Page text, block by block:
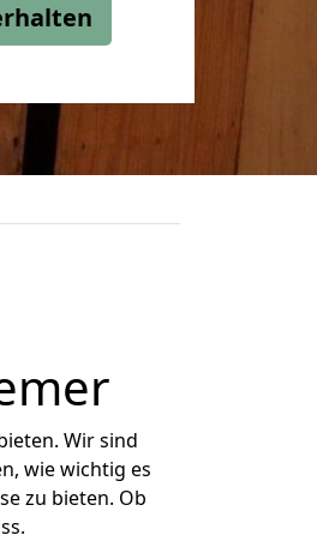
Wir sind
wie wichtig es
zu bieten. Ob